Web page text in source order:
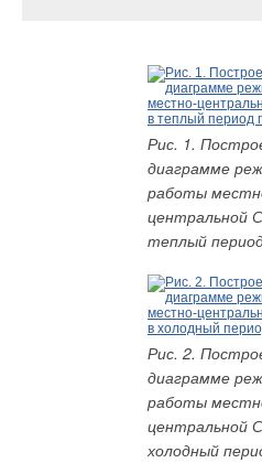
Рис. 1.
диаграмме
работы
центральной
теплый
Рис. 2.
диаграмме
работы
центральной
холодный
Возможности использования
электропривода в системах
Встроенные системы уборки —
Еще раз о декарбонизации
Еще раз про любовь… к
К вопросу водоподготовки в
Монтаж металлопластиковых
Напольные чугунные котлы
Недостатки традиционной
кондиционирования воздуха
Об асбестоцементных трубах